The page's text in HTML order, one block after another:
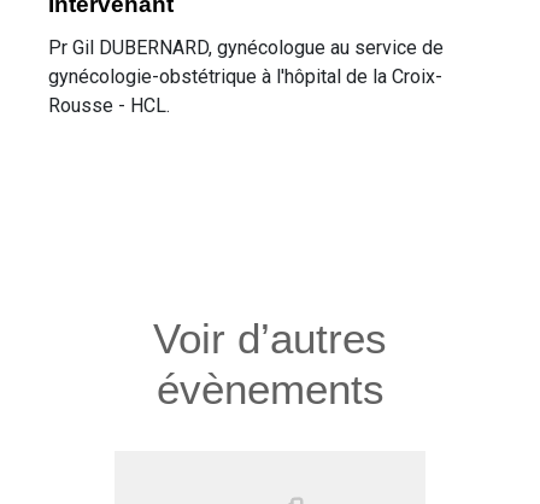
Pr Gil DUBERNARD, gynécologue au service de
gynécologie-obstétrique à l'hôpital de la Croix-
Rousse - HCL.
Voir d’autres
évènements